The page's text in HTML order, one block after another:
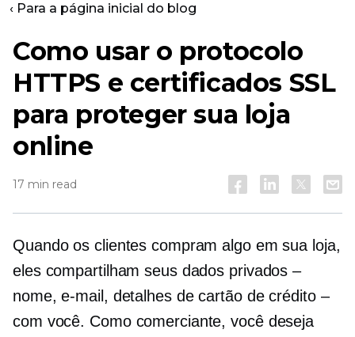
‹ Para a página inicial do blog
Como usar o protocolo
HTTPS e certificados SSL
para proteger sua loja
online
17 min read
Quando os clientes compram algo em sua loja,
eles compartilham seus dados privados –
nome, e-mail, detalhes de cartão de crédito –
com você. Como comerciante, você deseja